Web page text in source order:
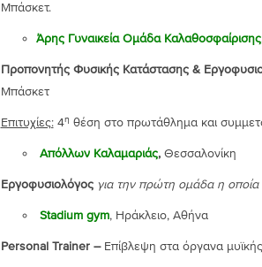
Μπάσκετ.
Άρης Γυναικεία Ομάδα Καλαθοσφαίρισης
Προπονητής Φυσικής Κατάστασης &
Μπάσκετ
Επιτυχίες:4η θέση στο πρωτάθλημα και
Απόλλων Καλαμαριάς, Θεσσαλονίκη
Εργοφυσιολόγος για την πρώτη ομάδα η οποία
Stadium gym, Ηράκλειο, Αθήνα
Personal Trainer – Επίβλεψη στα όργανα